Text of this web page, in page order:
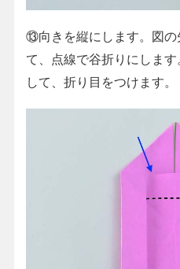
⑬向きを縦にします。図の
て、点線で谷折りにしま
して、折り目をつけます。